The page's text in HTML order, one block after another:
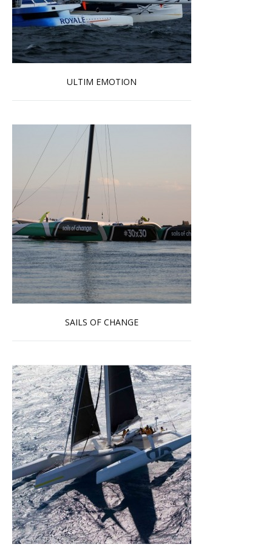
ULTIM EMOTION
En savoir plus...
SAILS OF CHANGE
En savoir plus...